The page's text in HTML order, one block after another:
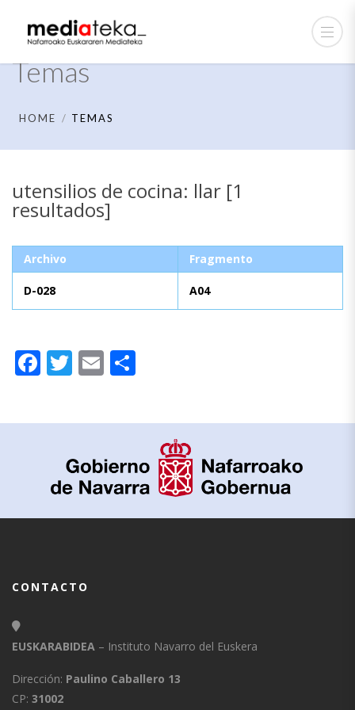
Temas
HOME TEMAS
utensilios de cocina: llar [1
resultados]
Archivo Fragmento
D-028 A04
Facebook
Twitter
Email
CONTACTO
EUSKARABIDEA – Instituto Navarro del Euskera
Dirección: Paulino Caballero 13
CP: 31002